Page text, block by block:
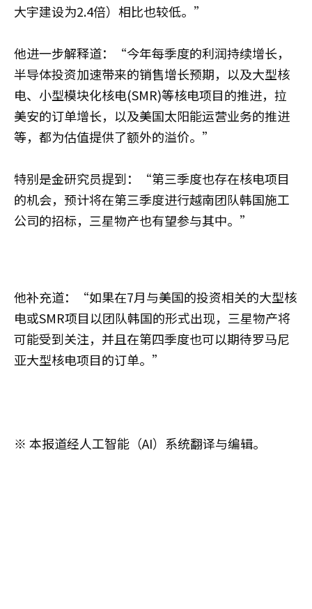
大宇建设为2.4倍）相比也较低。”
他进一步解释道：“今年每季度的利润持续增长，
半导体投资加速带来的销售增长预期，以及大型核
电、小型模块化核电(SMR)等核电项目的推进，拉
美安的订单增长，以及美国太阳能运营业务的推进
等，都为估值提供了额外的溢价。”
特别是金研究员提到：“第三季度也存在核电项目
的机会，预计将在第三季度进行越南团队韩国施工
公司的招标，三星物产也有望参与其中。”
他补充道：“如果在7月与美国的投资相关的大型核
电或SMR项目以团队韩国的形式出现，三星物产将
可能受到关注，并且在第四季度也可以期待罗马尼
亚大型核电项目的订单。”
※ 本报道经人工智能（AI）系统翻译与编辑。